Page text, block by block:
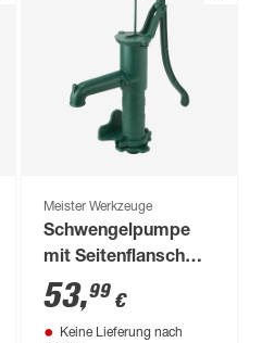
Meister Werkzeuge
Schwengelpumpe
mit Seitenflansch
grün 65,5 cm
53,99 €
Keine Lieferung nach